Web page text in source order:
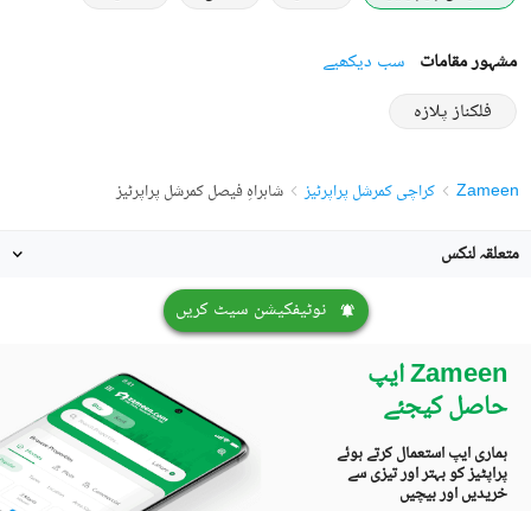
مشہور مقامات سب دیکھیے
فلکناز پلازہ
Zameen کراچی کمرشل پراپرٹیز شاہراہِ فیصل کمرشل پراپرٹیز
متعلقہ لنکس
نوٹیفکیشن سیٹ کریں
Zameen ایپ
حاصل کیجئے
ہماری ایپ استعمال کرتے ہوئے
پراپٹیز کو بہتر اور تیزی سے
خریدیں اور بیچیں